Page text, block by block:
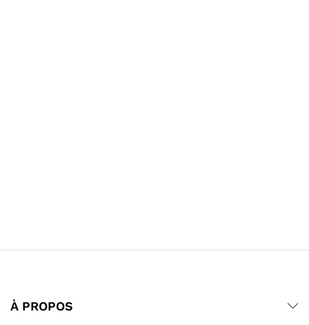
À PROPOS